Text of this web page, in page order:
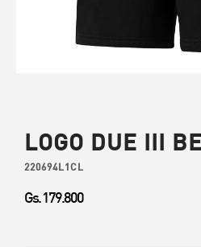
LOGO DUE III
220694L1CL
Gs. 179.800